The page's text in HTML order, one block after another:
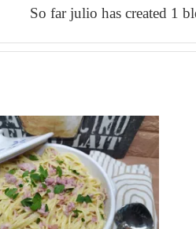
So far julio has created 1
Carbonara de
salsichas